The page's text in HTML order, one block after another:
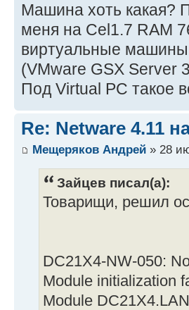
Машина хоть какая?
меня на Cel1.7 RAM
виртуальные машины
(VMware GSX Server
Под Virtual PC такое
Re: Netware 4.11
Мещеряков Андрей » 28
Зайцев писал(а):
Товарищи, решил
DC21X4-NW-050:
Module initialization
Module